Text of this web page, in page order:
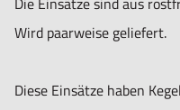
Wird paarweise geliefert.
Diese Einsätze haben